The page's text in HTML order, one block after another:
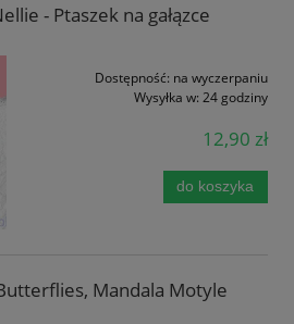
- Ptaszek na gałązce
Dostępność: na wyczerpaniu
Wysyłka w: 24 godziny
12,90 zł
do koszyka
Mandala Motyle